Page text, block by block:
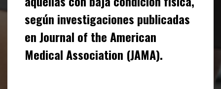
según investigaciones publicadas
enJournal of the American
Medical Association (JAMA).